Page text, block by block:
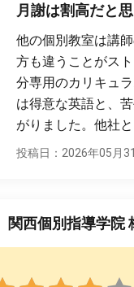
月謝は割高だと
他の個別教室は講
方も違うことがス
分専用のカリキュ
は得意な英語と、
がりました。他社
投稿日：2026年05月
関西個別指導学院